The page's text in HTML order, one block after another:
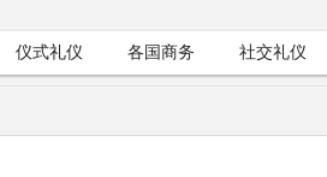
仪式礼仪 各国商务 社交礼仪